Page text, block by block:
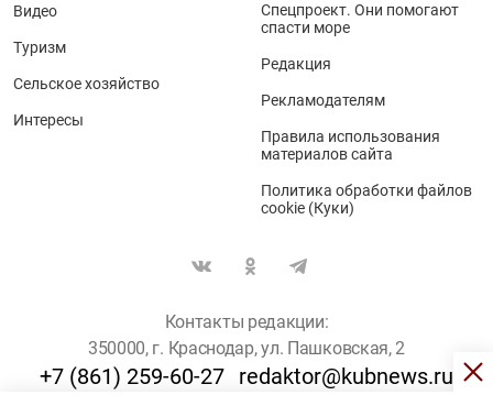
Видео
Туризм
Сельское хозяйство
Интересы
Спецпроект. Они помогают
спасти море
Редакция
Рекламодателям
Правила использования
материалов сайта
Политика обработки файлов
cookie (Куки)
Контакты редакции:
350000, г. Краснодар, ул. Пашковская, 2
+7 (861) 259-60-27 redaktor@kubnews.ru